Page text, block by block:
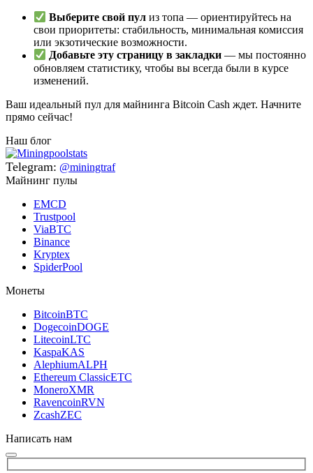
Выберите свой пул из топа — ориентируйтесь на
свои приоритеты: стабильность, минимальная комиссия
или экзотические возможности.
Добавьте эту страницу в закладки — мы постоянно
обновляем статистику, чтобы вы всегда были в курсе
изменений.
Ваш идеальный пул для майнинга Bitcoin Cash ждет. Начните
прямо сейчас!
Наш блог
Telegram: @miningtraf
Майнинг пулы
EMCD
Trustpool
ViaBTC
Binance
Kryptex
SpiderPool
Монеты
BitcoinBTC
DogecoinDOGE
LitecoinLTC
KaspaKAS
AlephiumALPH
Ethereum ClassicETC
MoneroXMR
RavencoinRVN
ZcashZEC
Написать нам